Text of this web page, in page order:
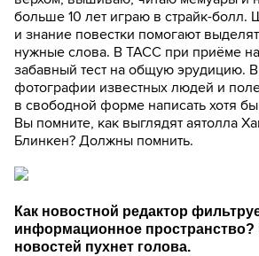
больше 10 лет играю в страйк-болл.
и знание повестки помогают
нужные слова. В ТАСС при приёме на
забавный тест на общую эрудицию.
фотографии известных людей и
в свободной форме написать хотя
Вы помните, как выглядят аятолла
Блинкен? Должны помнить.
Как новостной редактор
информационное пространство?
новостей пухнет голова.